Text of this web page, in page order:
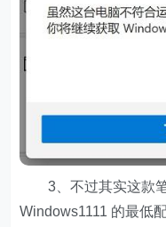
3、不过其实这款笔
Windows1111 的最低